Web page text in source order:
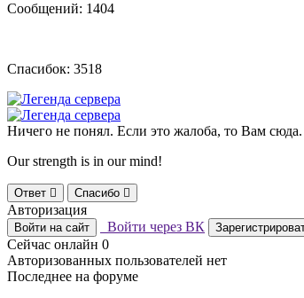
Сообщений: 1404
Спасибок: 3518
Ничего не понял. Если это жалоба, то Вам
Our strength is in our mind!
Ответ Спасибо
Авторизация
Войти на сайт Войти через ВК
Сейчас онлайн 0
Авторизованных пользователей нет
Последнее на форуме